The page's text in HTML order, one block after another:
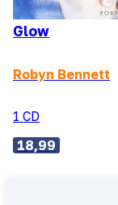
Glow
Robyn Bennett
1 CD
18,99